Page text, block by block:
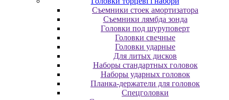
Cъeмники cтoeк aмopтизaтopa
Cъeмники лямбдa зoндa
Гoлoвки пoд шуpупoвepт
Головки свечные
Головки ударные
Для литых дисков
Наборы стандартных головок
Наборы ударных головок
Планка-держатели для головок
Спецголовки